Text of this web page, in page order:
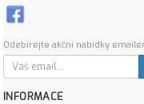
Odebírejte akční nabídky
INFORMACE